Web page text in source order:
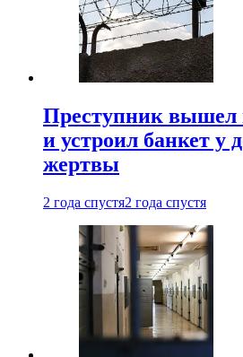
Преступник
и устроил банкет у
жертвы
2 года спустя2 года спустя